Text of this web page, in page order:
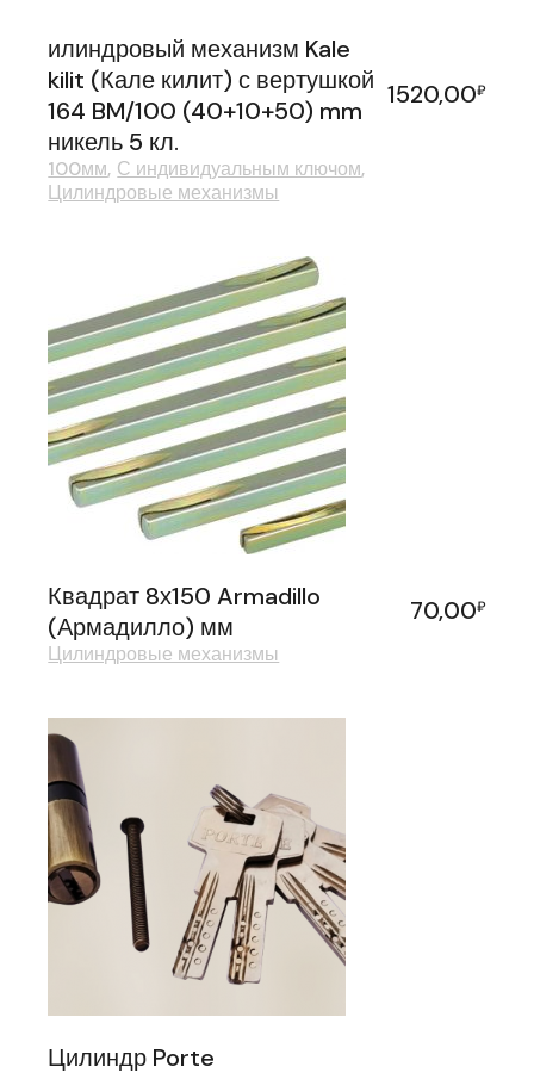
илиндровый механизм Kale
kilit (Кале килит) с вертушкой
164 BM/100 (40+10+50) mm
никель 5 кл.
1520,00₽
100мм С индивидуальным ключом
Цилиндровые механизмы
Квадрат 8х150 Armadillo
(Армадилло) мм
70,00₽
Цилиндровые механизмы
Цилиндр Porte